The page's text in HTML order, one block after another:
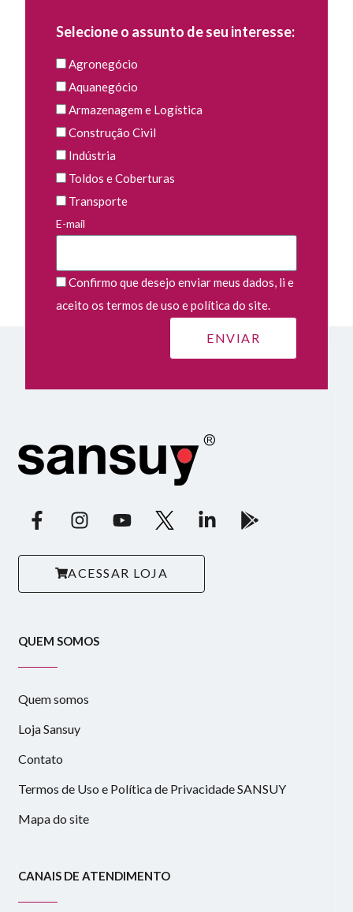
Selecione o assunto de seu interesse:
Agronegócio
Aquanegócio
Armazenagem e Logística
Construção Civil
Indústria
Toldos e Coberturas
Transporte
E-mail
Confirmo que desejo enviar meus dados, li e
aceito os termos de uso e política do site.
ACESSAR LOJA
QUEM SOMOS
Quem somos
Loja Sansuy
Contato
Termos de Uso e Política de Privacidade SANSUY
Mapa do site
CANAIS DE ATENDIMENTO